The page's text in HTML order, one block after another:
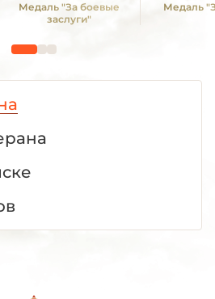
Медаль "За боевые
заслуги"
Медаль